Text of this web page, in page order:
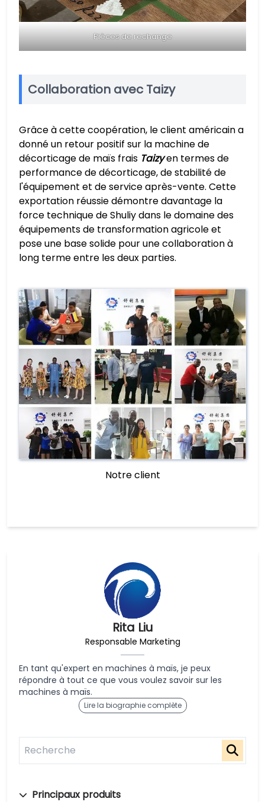
Rita Liu
Responsable Marketing
En tant qu'expert en machines à maïs, je peux
répondre à tout ce que vous voulez savoir sur les
machines à maïs.
Lire la biographie complète
Principaux produits
Pièces de rechange
Collaboration avec Taizy
Grâce à cette coopération, le client américain a
donné un retour positif sur la machine de
décorticage de maïs frais Taizyen termes de
performance de décorticage, de stabilité de
l'équipement et de service après-vente. Cette
exportation réussie démontre davantage la
force technique de Shuliy dans le domaine des
équipements de transformation agricole et
pose une base solide pour une collaboration à
long terme entre les deux parties.
Notre client